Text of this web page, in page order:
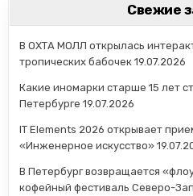
Свежие
В ОХТА МОЛЛ открылась
тропических бабочек 19.07.2026
Какие иномарки старше 15 лет
Петербурге 19.07.2026
IT Elements 2026 открывает
«Инженерное искусство»
В Петербург возвращается
кофейный фестиваль Северо-